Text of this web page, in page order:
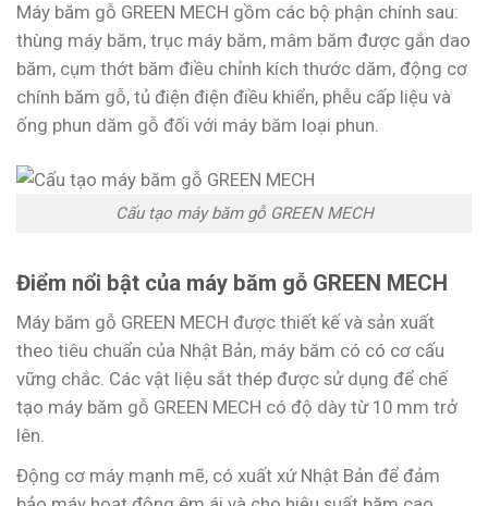
Máy băm gỗ GREEN MECH gồm các bộ phận chính sau:
thùng máy băm, trục máy băm, mâm băm được gắn dao
băm, cụm thớt băm điều chỉnh kích thước dăm, động cơ
chính băm gỗ, tủ điện điện điều khiển, phễu cấp liệu và
ống phun dăm gỗ đối với máy băm loại phun.
Cấu tạo máy băm gỗ GREEN MECH
Điểm nổi bật của máy băm gỗ GREEN MECH
Máy băm gỗ GREEN MECH được thiết kế và sản xuất
theo tiêu chuẩn của Nhật Bản, máy băm có có cơ cấu
vững chắc. Các vật liệu sắt thép được sử dụng để chế
tạo máy băm gỗ GREEN MECH có độ dày từ 10 mm trở
lên.
Động cơ máy mạnh mẽ, có xuất xứ Nhật Bản để đảm